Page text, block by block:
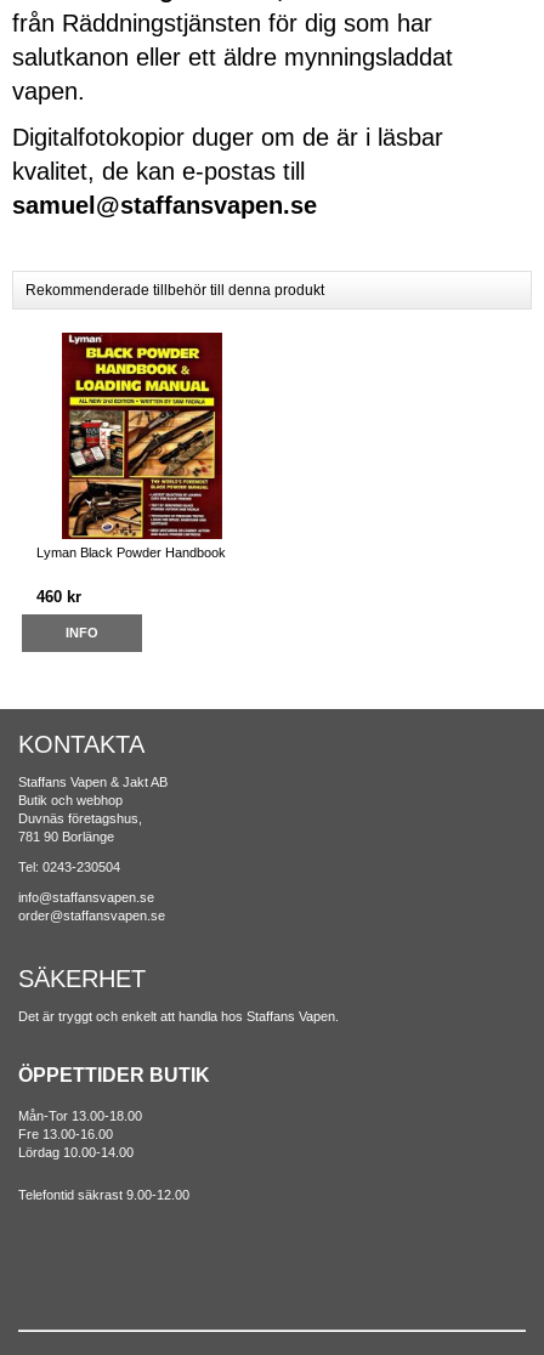
från Räddningstjänsten för dig som har
salutkanon eller ett äldre mynningsladdat
vapen.
Digitalfotokopior duger om de är i läsbar
kvalitet, de kan e-postas till
samuel@staffansvapen.se
Rekommenderade tillbehör till denna produkt
Lyman Black Powder Handbook
460 kr
INFO
KONTAKTA
Staffans Vapen & Jakt AB
Butik och webhop
Duvnäs företagshus,
781 90 Borlänge
Tel: 0243-230504
info@staffansvapen.se
order@staffansvapen.se
SÄKERHET
Det är tryggt och enkelt att handla hos Staffans Vapen.
ÖPPETTIDER BUTIK
Mån-Tor 13.00-18.00
Fre 13.00-16.00
Lördag 10.00-14.00
Telefontid säkrast 9.00-12.00